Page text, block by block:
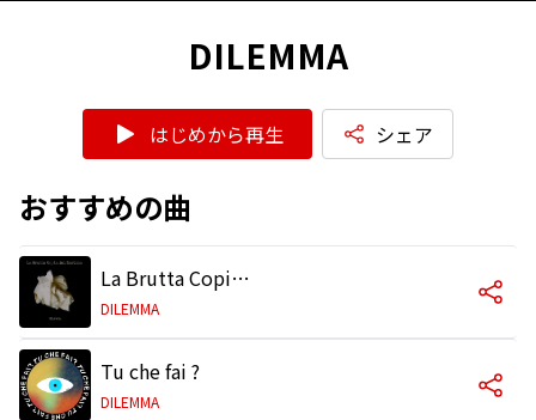
DILEMMA
はじめから再生 シェア
おすすめの曲
La Brutta Copia del Destino
DILEMMA
Tu che fai ?
DILEMMA